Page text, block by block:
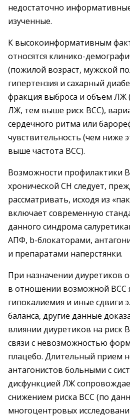
недостаточно
изученные.
К высокоинформативным
относятся клинико-
(пожилой возраст, мужской
гипертензия и сахарный
фракция выброса и объем ЛЖ
ЛЖ, тем выше риск ВСС),
сердечного ритма или
чувствительность (чем ниже
выше частота ВСС).
Возможности профилактики
хронической СН следует,
рассматривать, исходя из
включает современную
данного синдрома
АПФ, b-блокаторами,
и препаратами наперстянки.
При назначении диуретиков
в отношении возможной ВСС
гипокалиемия и иные сдвиги
баланса, другие данные
влиянии диуретиков на риск
связи с невозможностью
плацебо. Длительный прием
антагонистов больными с
дисфункцией ЛЖ
снижением риска ВСС (по
многоцентровых